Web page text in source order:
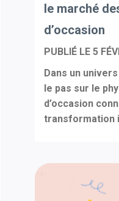
le marché
d’occasion
PUBLIÉ LE5
Dans un
le pas sur le
d’occasion
transformation